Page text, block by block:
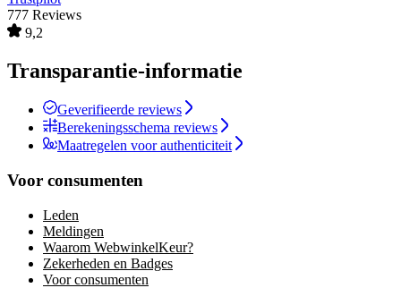
777 Reviews
9,2
Transparantie-informatie
Geverifieerde reviews
Berekeningsschema reviews
Maatregelen voor authenticiteit
Voor consumenten
Leden
Meldingen
Waarom WebwinkelKeur?
Zekerheden en Badges
Voor consumenten